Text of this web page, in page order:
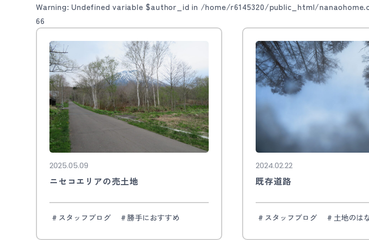
Warning: Undefined variable $author_id in /home/r6145320/public_html/
66
2025.05.09
ニセコエリアの売土地
スタッフブログ 勝手におすすめ
2024.02.22
既存道路
スタッフブログ 土地のは